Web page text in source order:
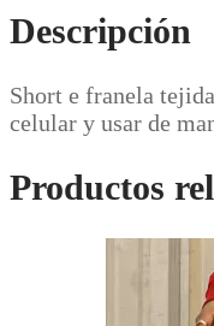
Descripción
Short e franela
celular y usar de
Productos